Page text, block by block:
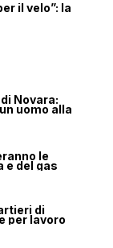
il velo”: la
Novara:
uomo alla
le
e del gas
di
per lavoro